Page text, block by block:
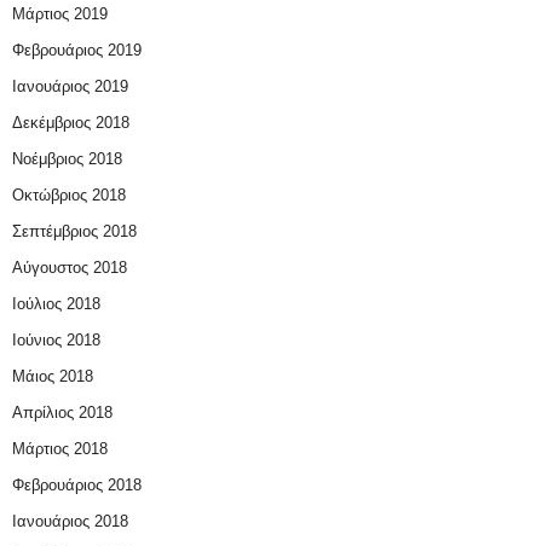
Μάρτιος 2019
Φεβρουάριος 2019
Ιανουάριος 2019
Δεκέμβριος 2018
Νοέμβριος 2018
Οκτώβριος 2018
Σεπτέμβριος 2018
Αύγουστος 2018
Ιούλιος 2018
Ιούνιος 2018
Μάιος 2018
Απρίλιος 2018
Μάρτιος 2018
Φεβρουάριος 2018
Ιανουάριος 2018